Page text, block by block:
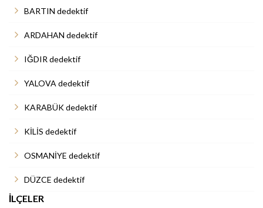
BARTIN dedektif
ARDAHAN dedektif
IĞDIR dedektif
YALOVA dedektif
KARABÜK dedektif
KİLİS dedektif
OSMANİYE dedektif
DÜZCE dedektif
İLÇELER